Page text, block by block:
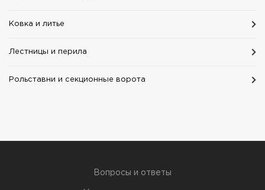
Ковка и литье
Лестницы и перила
Рольставни и секционные ворота
Вопросы и ответы